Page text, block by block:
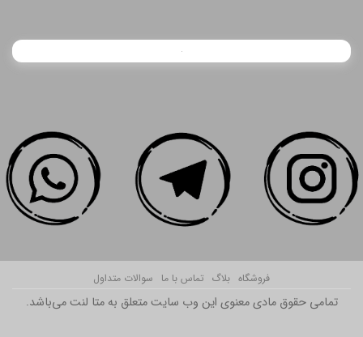
فروشگاه بلاگ تماس با ما سوالات متداول
تمامی حقوق مادی معنوی این وب سایت متعلق به متا لنت می‌باشد.